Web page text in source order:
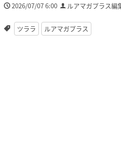
2026/07/07 6:00 ルアマガプラス編
ツララ ルアマガプラス